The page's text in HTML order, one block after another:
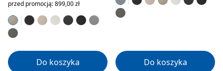
przed promocją: 899,00 zł
Do koszyka Do koszyka